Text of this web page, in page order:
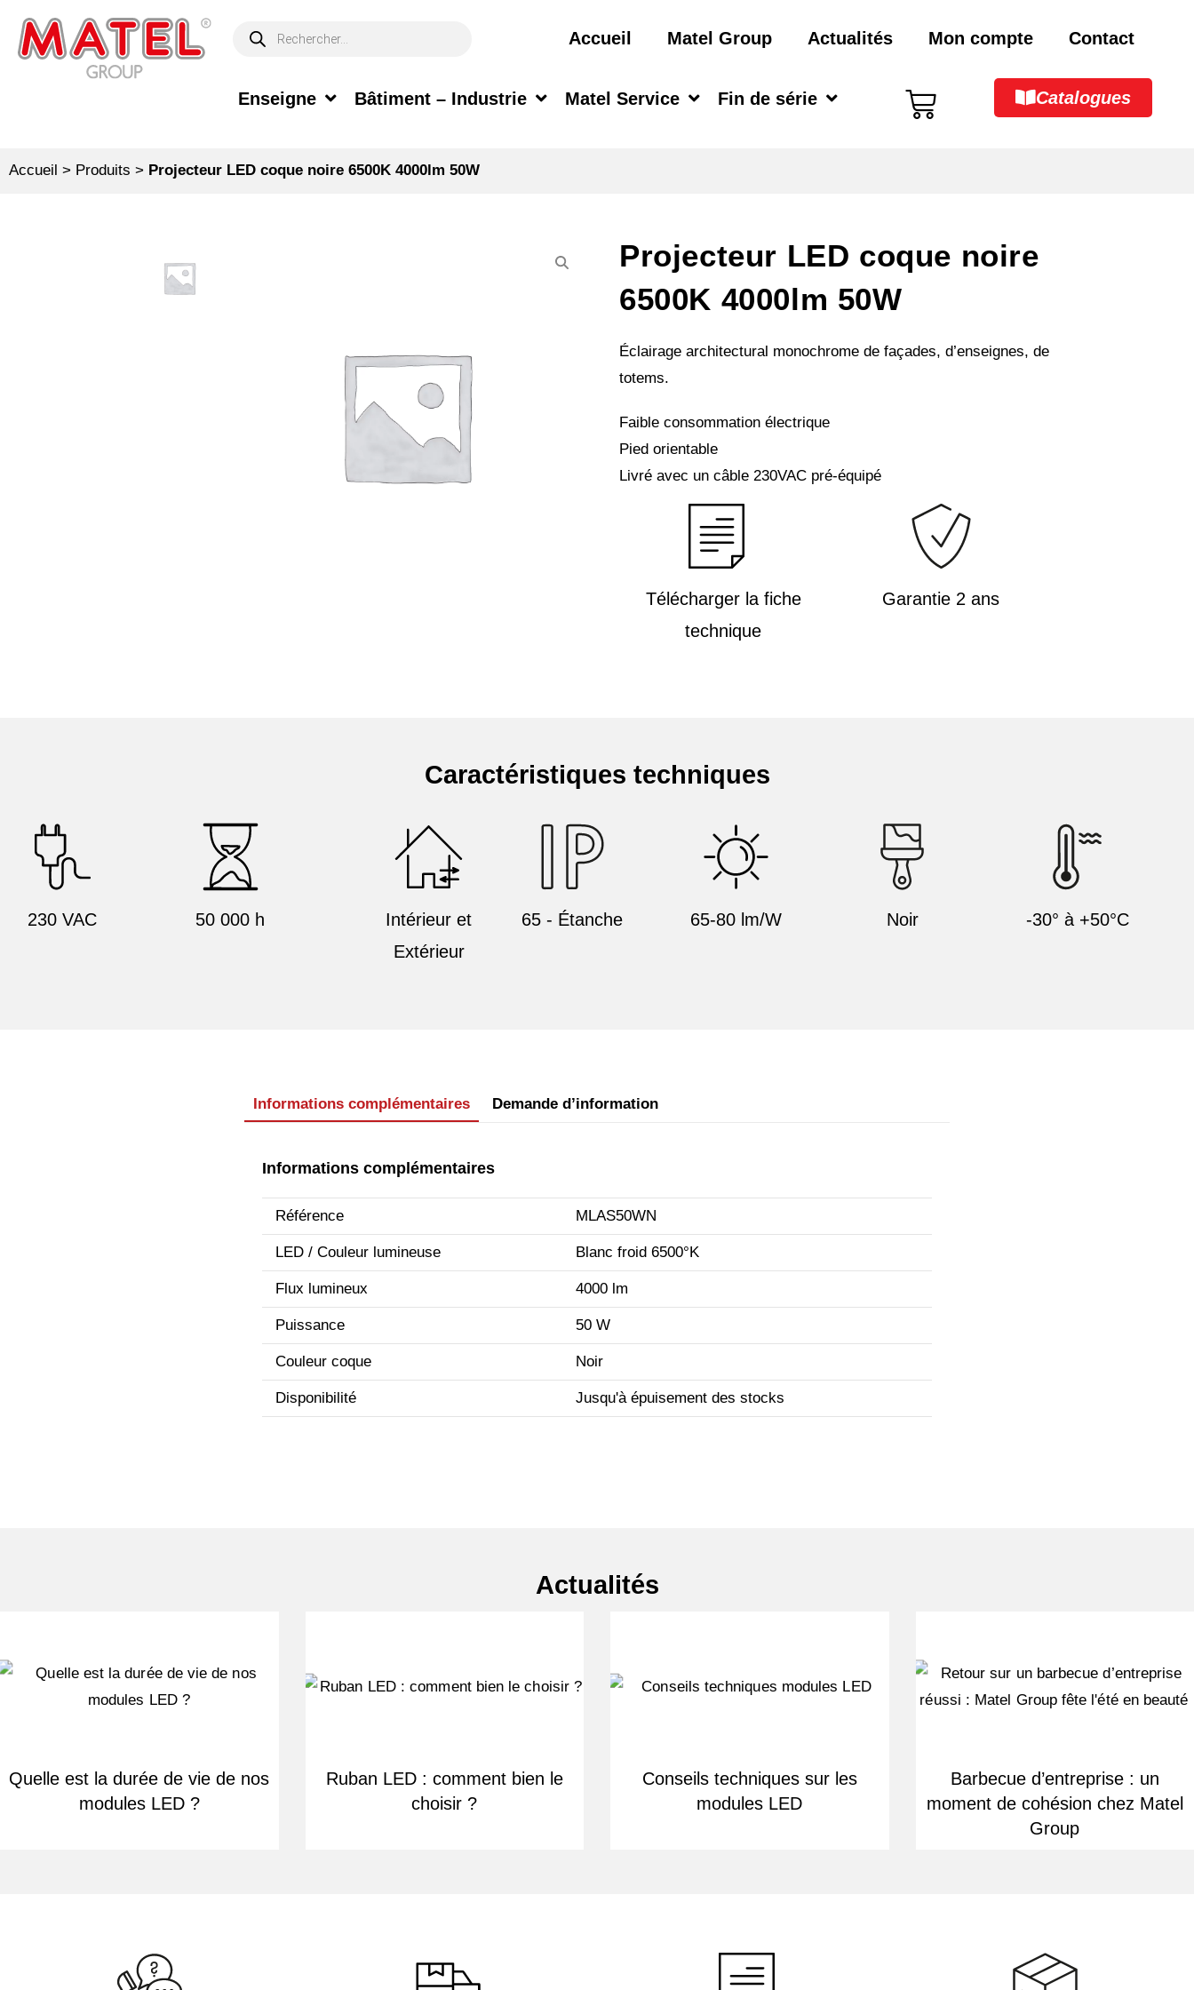
Accueil Matel Group Actualités Mon compte Contact
Enseigne Bâtiment – Industrie Matel Service Fin de série Catalogues
Accueil > Produits > Projecteur LED coque noire 6500K 4000lm 50W
Projecteur LED coque noire
6500K 4000lm 50W
Éclairage architectural monochrome de façades, d’enseignes, de
totems.
Faible consommation électrique
Pied orientable
Livré avec un câble 230VAC pré-équipé
Télécharger la fiche
technique
Garantie 2 ans
Caractéristiques techniques
230 VAC 50 000 h
Intérieur et
Extérieur
65 - Étanche 65-80 lm/W Noir -30° à +50°C
Informations complémentaires Demande d’information
Informations complémentaires
Référence MLAS50WN
LED / Couleur lumineuse Blanc froid 6500°K
Flux lumineux 4000 lm
Puissance 50 W
Couleur coque Noir
Disponibilité Jusqu'à épuisement des stocks
Actualités
Quelle est la durée de vie de nos
modules LED ?
Ruban LED : comment bien le
choisir ?
Conseils techniques sur les
modules LED
Barbecue d’entreprise : un
moment de cohésion chez Matel
Group